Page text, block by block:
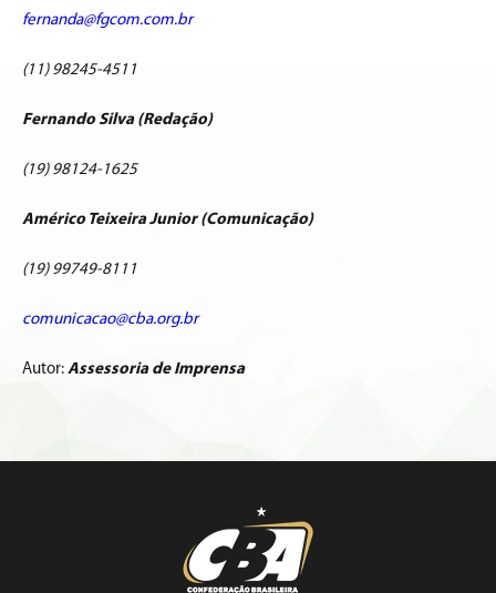
fernanda@fgcom.com.br
(11) 98245-4511
Fernando Silva (Redação)
(19) 98124-1625
Américo Teixeira Junior (Comunicação)
(19) 99749-8111
comunicacao@cba.org.br
Autor: Assessoria de Imprensa